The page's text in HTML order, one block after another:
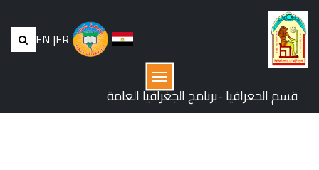
EN |FR
القائمة
قسم الجغرافيا -برنامج الجغرافيا العامة